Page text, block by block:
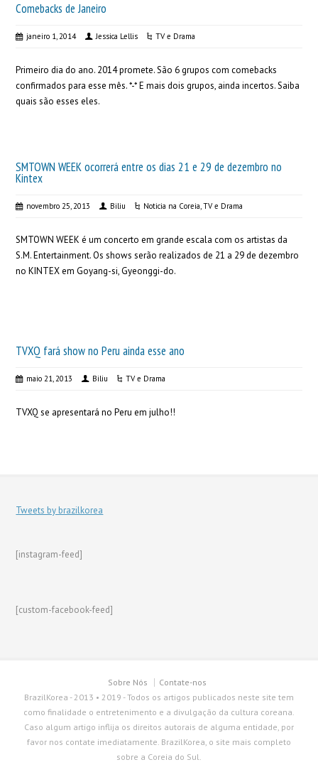
Comebacks de Janeiro
janeiro 1, 2014 Jessica Lellis TV e Drama
Primeiro dia do ano. 2014 promete. São 6 grupos com comebacks
confirmados para esse mês. *-* E mais dois grupos, ainda incertos. Saiba
quais são esses eles.
SMTOWN WEEK ocorrerá entre os dias 21 e 29 de dezembro no
Kintex
novembro 25, 2013 Biliu Noticia na Coreia,TV e Drama
SMTOWN WEEK é um concerto em grande escala com os artistas da
S.M. Entertainment. Os shows serão realizados de 21 a 29 de dezembro
no KINTEX em Goyang-si, Gyeonggi-do.
TVXQ fará show no Peru ainda esse ano
maio 21, 2013 Biliu TV e Drama
TVXQ se apresentará no Peru em julho!!
Tweets by brazilkorea
[instagram-feed]
[custom-facebook-feed]
Sobre Nós
Contate-nos
BrazilKorea - 2013 • 2019 - Todos os artigos publicados neste site tem
como finalidade o entretenimento e a divulgação da cultura coreana.
Caso algum artigo inflija os direitos autorais de alguma entidade, por
favor nos contate imediatamente. BrazilKorea, o site mais completo
sobre a Coreia do Sul.